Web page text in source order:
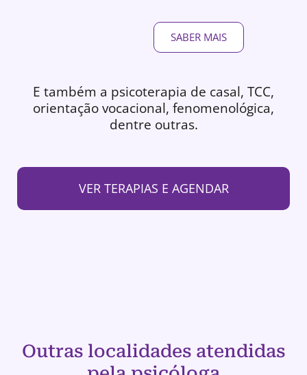
SABER MAIS
E também a psicoterapia de casal, TCC,
orientação vocacional, fenomenológica,
dentre outras.
VER TERAPIAS E AGENDAR
Outras localidades atendidas